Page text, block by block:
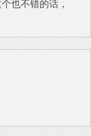
也不错的话，